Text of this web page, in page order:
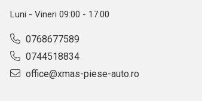
Luni - Vineri 09:00 - 17:00
0768677589
0744518834
office@xmas-piese-auto.ro